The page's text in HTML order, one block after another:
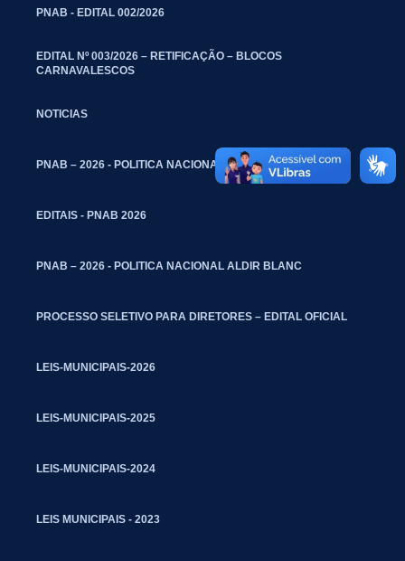
PNAB - EDITAL 002/2026
EDITAL Nº 003/2026 – RETIFICAÇÃO – BLOCOS
CARNAVALESCOS
NOTICIAS
PNAB – 2026 - POLITICA NACIONAL ALDIR BLANC
EDITAIS - PNAB 2026
PNAB – 2026 - POLITICA NACIONAL ALDIR BLANC
PROCESSO SELETIVO PARA DIRETORES – EDITAL OFICIAL
LEIS-MUNICIPAIS-2026
LEIS-MUNICIPAIS-2025
LEIS-MUNICIPAIS-2024
LEIS MUNICIPAIS - 2023